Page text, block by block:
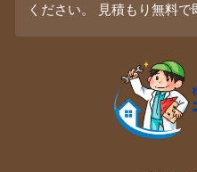
ください。 見積もり無料で